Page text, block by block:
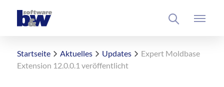
Startseite Aktuelles Updates
Expert Moldbase
Extension 12.0.0.1 veröffentlicht